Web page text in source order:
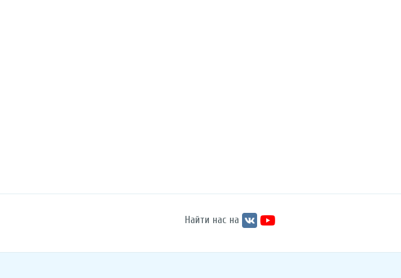
Найти нас на